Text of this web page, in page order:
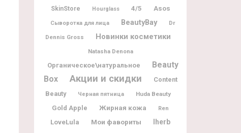
SkinStore Hourglass 4/5 Asos
Сыворотка для лица BeautyBay
Dr
Dennis Gross
Новинки косметики
Natasha Denona
Органическое\натуральное
Beauty
Box
Акции и скидки
Content
Beauty
Черная пятница Huda Beauty
Gold Apple Жирная кожа Ren
LoveLula Мои фавориты Iherb